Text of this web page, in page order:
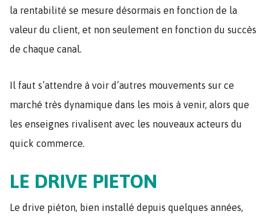
la rentabilité se mesure désormais en fonction de la
valeur du client, et non seulement en fonction du succès
de chaque canal.
Il faut s’attendre à voir d’autres mouvements sur ce
marché très dynamique dans les mois à venir, alors que
les enseignes rivalisent avec les nouveaux acteurs du
quick commerce.
LE DRIVE PIETON
Le drive piéton, bien installé depuis quelques années,